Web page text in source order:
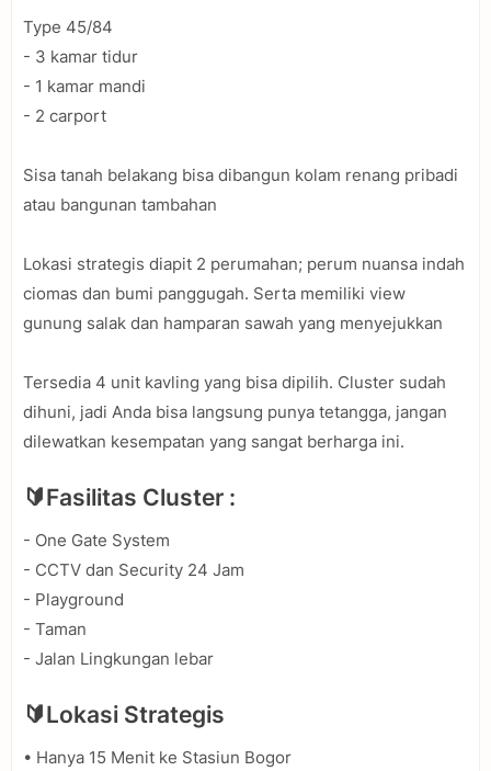
Type 45/84
- 3 kamar tidur
- 1 kamar mandi
- 2 carport
Sisa tanah belakang bisa dibangun kolam renang pribadi
atau bangunan tambahan
Lokasi strategis diapit 2 perumahan; perum nuansa indah
ciomas dan bumi panggugah. Serta memiliki view
gunung salak dan hamparan sawah yang menyejukkan
Tersedia 4 unit kavling yang bisa dipilih. Cluster sudah
dihuni, jadi Anda bisa langsung punya tetangga, jangan
dilewatkan kesempatan yang sangat berharga ini.⁣
🔰Fasilitas Cluster :
- One Gate System
- CCTV dan Security 24 Jam
- Playground
- Taman
- Jalan Lingkungan lebar
🔰Lokasi Strategis
• Hanya 15 Menit ke Stasiun Bogor